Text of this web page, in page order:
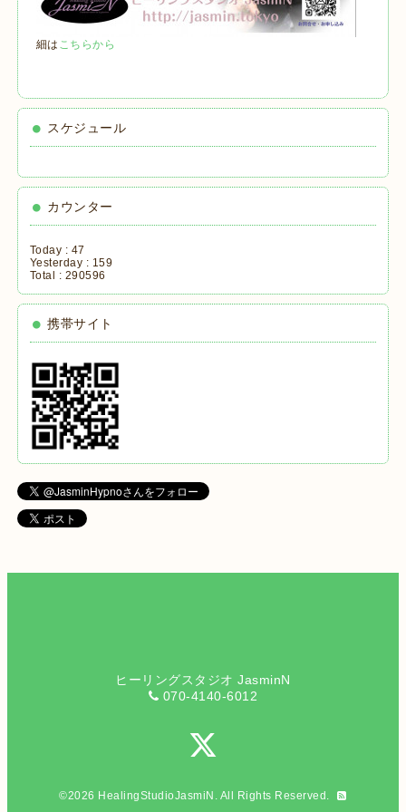
細は こちらから
スケジュール
カウンター
Today : 47
Yesterday : 159
Total : 290596
携帯サイト
ヒーリングスタジオ JasminN
070-4140-6012
©2026 HealingStudioJasmiN . All Rights Reserved.